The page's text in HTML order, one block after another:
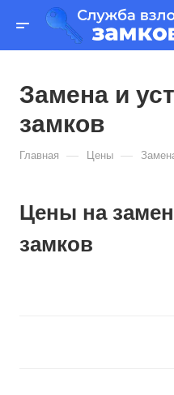
Замена и
замков
Главная — Цены —
Цены на
замков